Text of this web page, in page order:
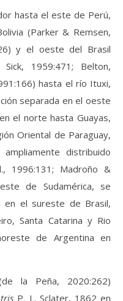
hasta el este de Perú,
(Parker & Remsen,
y el oeste del Brasil
Sick, 1959:471; Belton,
hasta el río Ituxi,
separada en el oeste
el norte hasta Guayas,
Oriental de Paraguay,
distribuido
1996:131; Madroño &
de Sudamérica, se
en el sureste de Brasil,
Santa Catarina y Rio
de Argentina en
la Peña, 2020:262)
P. L. Sclater, 1862 en